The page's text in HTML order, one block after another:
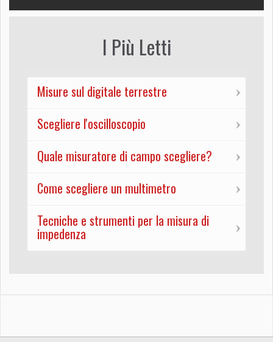
I Più Letti
Misure sul digitale terrestre
Scegliere l'oscilloscopio
Quale misuratore di campo scegliere?
Come scegliere un multimetro
Tecniche e strumenti per la misura di
impedenza